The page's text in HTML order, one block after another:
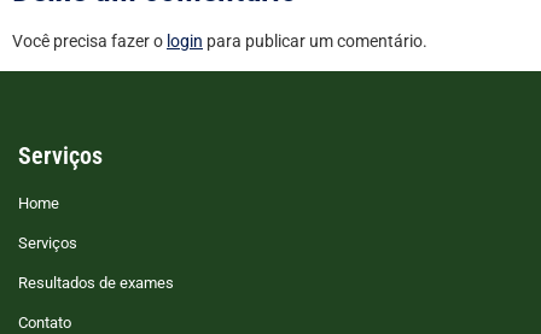
Você precisa fazer o login para publicar um comentário.
Serviços
Home
Serviços
Resultados de exames
Contato